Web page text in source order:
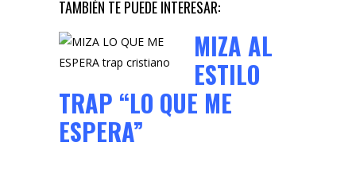
TAMBIÉN TE PUEDE INTERESAR:
MIZA AL
ESTILO
TRAP “LO QUE ME
ESPERA”